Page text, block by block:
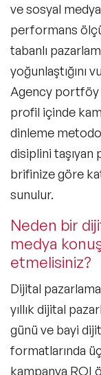
ve sosyal
performans
tabanlı
yoğunlaştığını
Agency portföy
profil içinde
dinleme
disiplini taşıyan
brifinize göre
sunulur.
Neden bir
medya
etmelisiniz?
Dijital
yıllık dijital
günü ve bayi
formatlarında
kampanya ROI